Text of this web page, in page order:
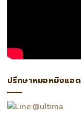
ปรึกษาหมอหมิงแอ